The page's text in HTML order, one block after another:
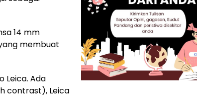
14 mm
membuat
Leica. Ada
contrast), Leica